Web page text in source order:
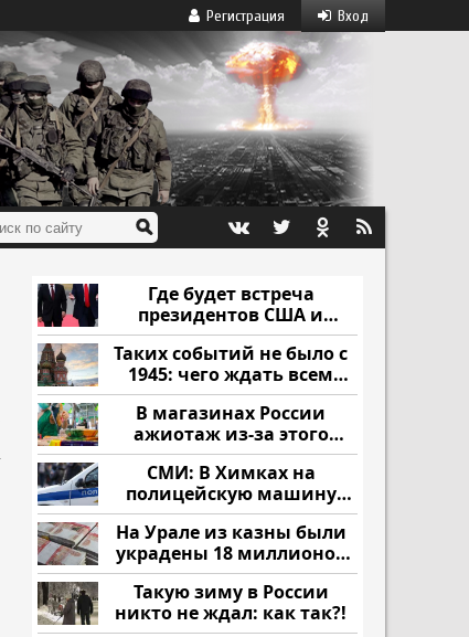
Вход
Регистрация
Где будет встреча
президентов США и
России: Европа?
Таких событий не было с
1945: чего ждать всем
нам?
В магазинах России
ажиотаж из-за этого
продукта: что купить?
СМИ: В Химках на
полицейскую машину
напали и подожгли.
На Урале из казны были
украдены 18 миллионов
рублей
Такую зиму в России
никто не ждал: как так?!